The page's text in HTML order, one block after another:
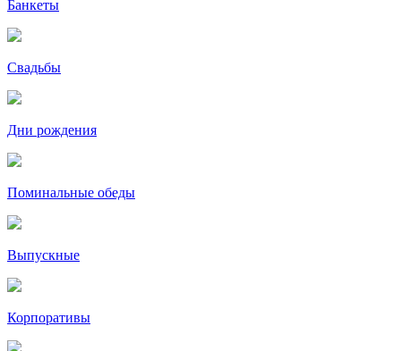
Банкеты
Свадьбы
Дни рождения
Поминальные обеды
Выпускные
Корпоративы